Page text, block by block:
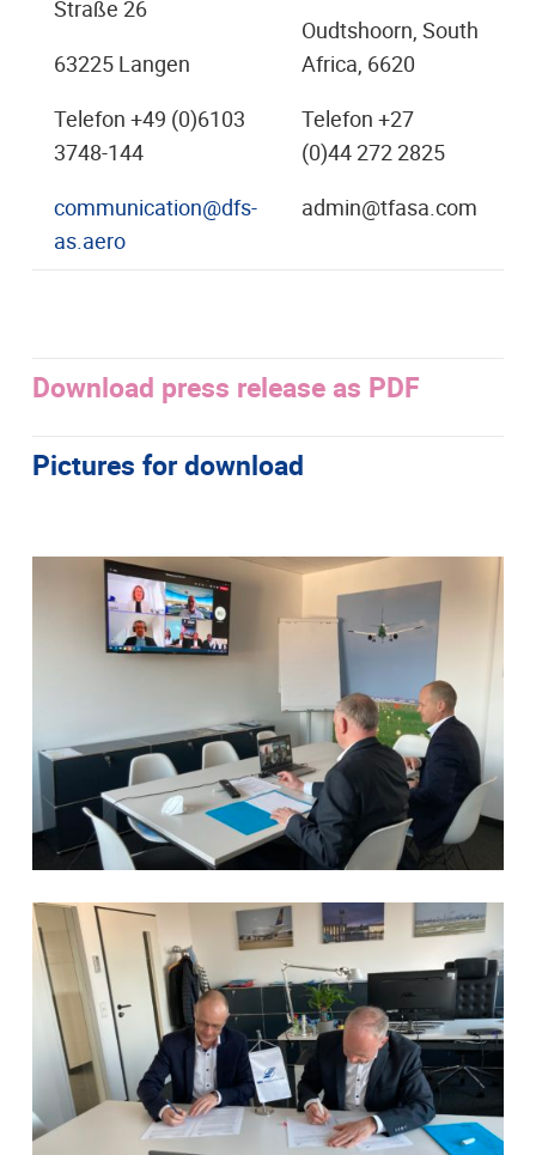
Straße 26
63225 Langen
Telefon +49 (0)6103
3748-144
communication@dfs-
as.aero
Oudtshoorn, South
Africa, 6620
Telefon +27
(0)44 272 2825
admin@tfasa.com
Download press release as PDF
Pictures for download